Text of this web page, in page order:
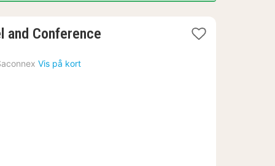
and Conference
Vis på kort